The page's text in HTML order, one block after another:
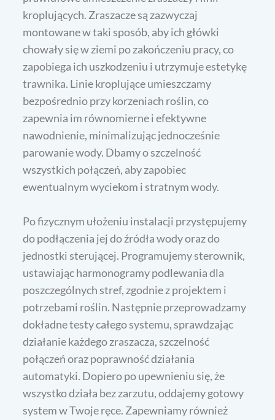
kroplujących. Zraszacze są zazwyczaj
montowane w taki sposób, aby ich główki
chowały się w ziemi po zakończeniu pracy, co
zapobiega ich uszkodzeniu i utrzymuje estetykę
trawnika. Linie kroplujące umieszczamy
bezpośrednio przy korzeniach roślin, co
zapewnia im równomierne i efektywne
nawodnienie, minimalizując jednocześnie
parowanie wody. Dbamy o szczelność
wszystkich połączeń, aby zapobiec
ewentualnym wyciekom i stratnym wody.
Po fizycznym ułożeniu instalacji przystępujemy
do podłączenia jej do źródła wody oraz do
jednostki sterującej. Programujemy sterownik,
ustawiając harmonogramy podlewania dla
poszczególnych stref, zgodnie z projektem i
potrzebami roślin. Następnie przeprowadzamy
dokładne testy całego systemu, sprawdzając
działanie każdego zraszacza, szczelność
połączeń oraz poprawność działania
automatyki. Dopiero po upewnieniu się, że
wszystko działa bez zarzutu, oddajemy gotowy
system w Twoje ręce. Zapewniamy również